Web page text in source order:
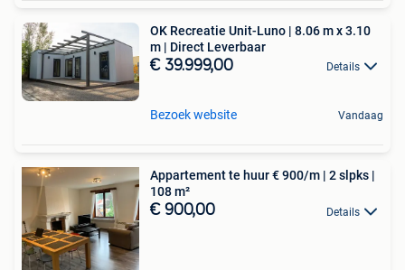
OK Recreatie Unit-Luno | 8.06 m x 3.10
m | Direct Leverbaar
€ 39.999,00 Details
Bezoek website Vandaag
Appartement te huur € 900/m | 2 slpks |
108 m²
€ 900,00 Details